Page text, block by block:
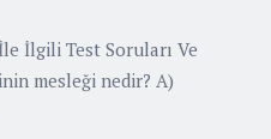
İlgili Test Soruları Ve
mesleği nedir? A)